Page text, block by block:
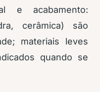
e acabamento:
cerâmica) são
materiais leves
quando se